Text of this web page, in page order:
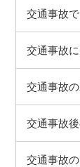
交通事故
交通事故
交通事故
交通事故
交通事故